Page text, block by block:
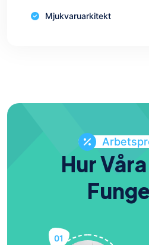
Mjukvaruarkitekt
Hur
01